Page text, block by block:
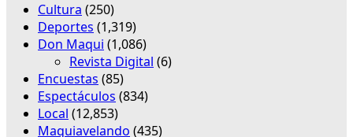
Cultura (250)
Deportes (1,319)
Don Maqui (1,086)
Revista Digital (6)
Encuestas (85)
Espectáculos (834)
Local (12,853)
Maquiavelando (435)